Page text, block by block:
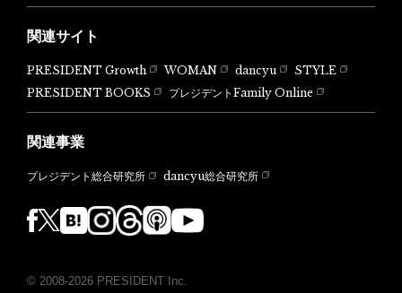
関連サイト
PRESIDENT Growth WOMAN dancyu
STYLE
PRESIDENT BOOKS
プレジデントFamily Online
関連事業
プレジデント総合研究所 dancyu総合研究所
© 2008-2026 PRESIDENT Inc.